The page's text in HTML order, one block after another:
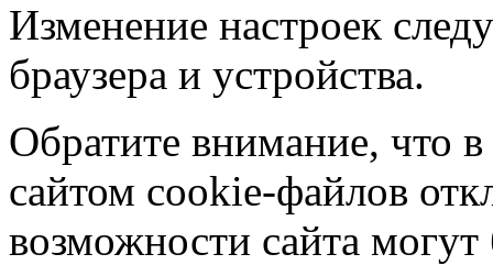
Изменение настроек
браузера и устройства.
Обратите внимание, что в
сайтом cookie-файлов
возможности сайта